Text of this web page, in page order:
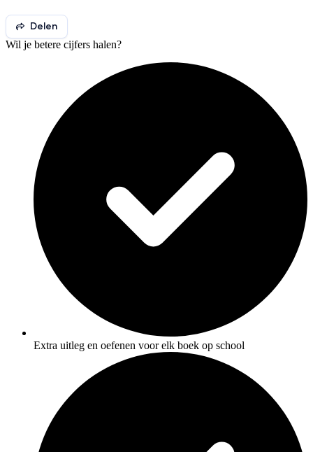
Delen
Wil je betere cijfers halen?
Extra uitleg en oefenen voor elk boek op school